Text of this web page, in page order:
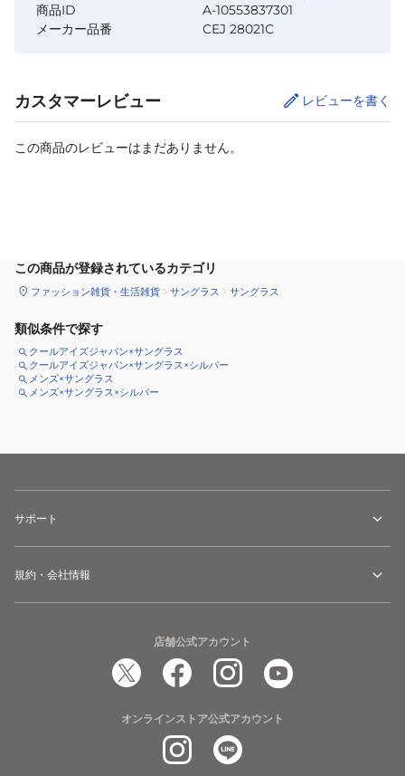
商品ID
A-10553837301
メーカー品番
CEJ 28021C
カスタマーレビュー レビューを書く
この商品のレビューはまだありません。
この商品が登録されているカテゴリ
ファッション雑貨・生活雑貨 サングラス サングラス
類似条件で探す
クールアイズジャパン×サングラス
クールアイズジャパン×サングラス×シルバー
メンズ×サングラス
メンズ×サングラス×シルバー
サポート
規約・会社情報
店舗公式アカウント
オンラインストア公式アカウント